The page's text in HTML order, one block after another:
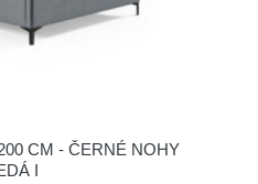
CM - ČERNÉ NOHY
I